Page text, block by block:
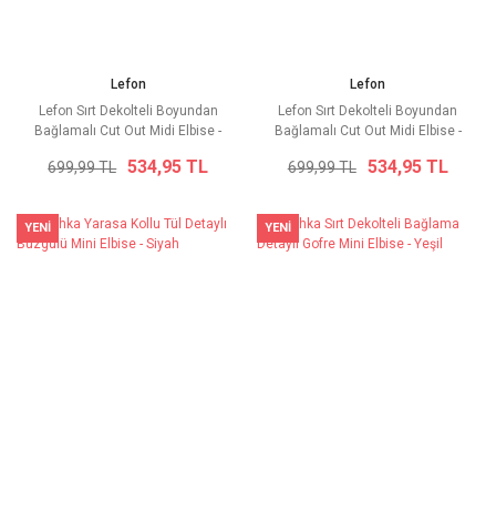
Lefon
Lefon Sırt Dekolteli Boyundan
Bağlamalı Cut Out Midi Elbise -
699,99 TL 534,95 TL
Lefon
Lefon Sırt Dekolteli Boyundan
Bağlamalı Cut Out Midi Elbise -
699,99 TL 534,95 TL
YENİ YENİ